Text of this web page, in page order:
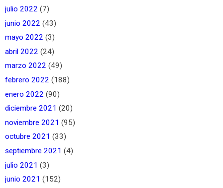
julio 2022 (7)
junio 2022 (43)
mayo 2022 (3)
abril 2022 (24)
marzo 2022 (49)
febrero 2022 (188)
enero 2022 (90)
diciembre 2021 (20)
noviembre 2021 (95)
octubre 2021 (33)
septiembre 2021 (4)
julio 2021 (3)
junio 2021 (152)